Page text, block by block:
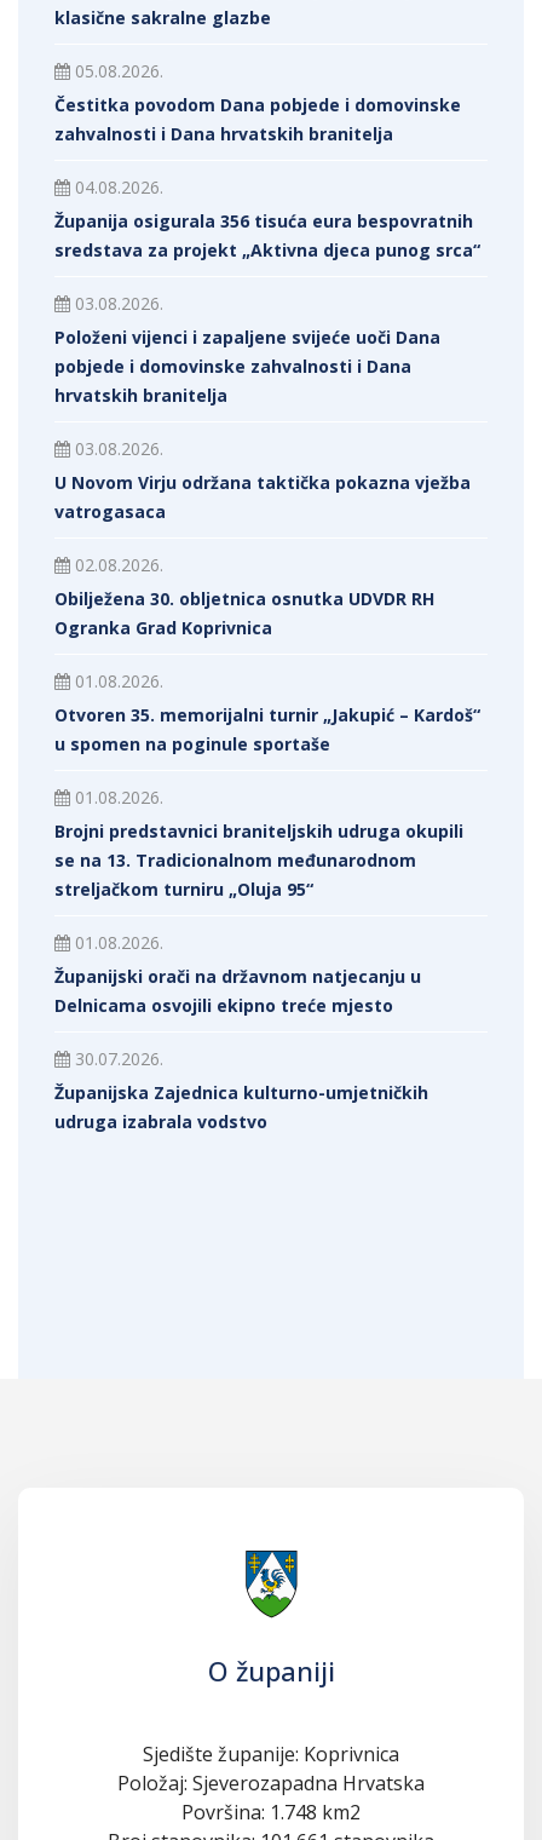
klasične sakralne glazbe
05.08.2026.
Čestitka povodom Dana pobjede i domovinske
zahvalnosti i Dana hrvatskih branitelja
04.08.2026.
Županija osigurala 356 tisuća eura bespovratnih
sredstava za projekt „Aktivna djeca punog srca“
03.08.2026.
Položeni vijenci i zapaljene svijeće uoči Dana
pobjede i domovinske zahvalnosti i Dana
hrvatskih branitelja
03.08.2026.
U Novom Virju održana taktička pokazna vježba
vatrogasaca
02.08.2026.
Obilježena 30. obljetnica osnutka UDVDR RH
Ogranka Grad Koprivnica
01.08.2026.
Otvoren 35. memorijalni turnir „Jakupić – Kardoš“
u spomen na poginule sportaše
01.08.2026.
Brojni predstavnici braniteljskih udruga okupili
se na 13. Tradicionalnom međunarodnom
streljačkom turniru „Oluja 95“
01.08.2026.
Županijski orači na državnom natjecanju u
Delnicama osvojili ekipno treće mjesto
30.07.2026.
Županijska Zajednica kulturno-umjetničkih
udruga izabrala vodstvo
O županiji
Sjedište županije: Koprivnica
Položaj: Sjeverozapadna Hrvatska
Površina: 1.748 km2